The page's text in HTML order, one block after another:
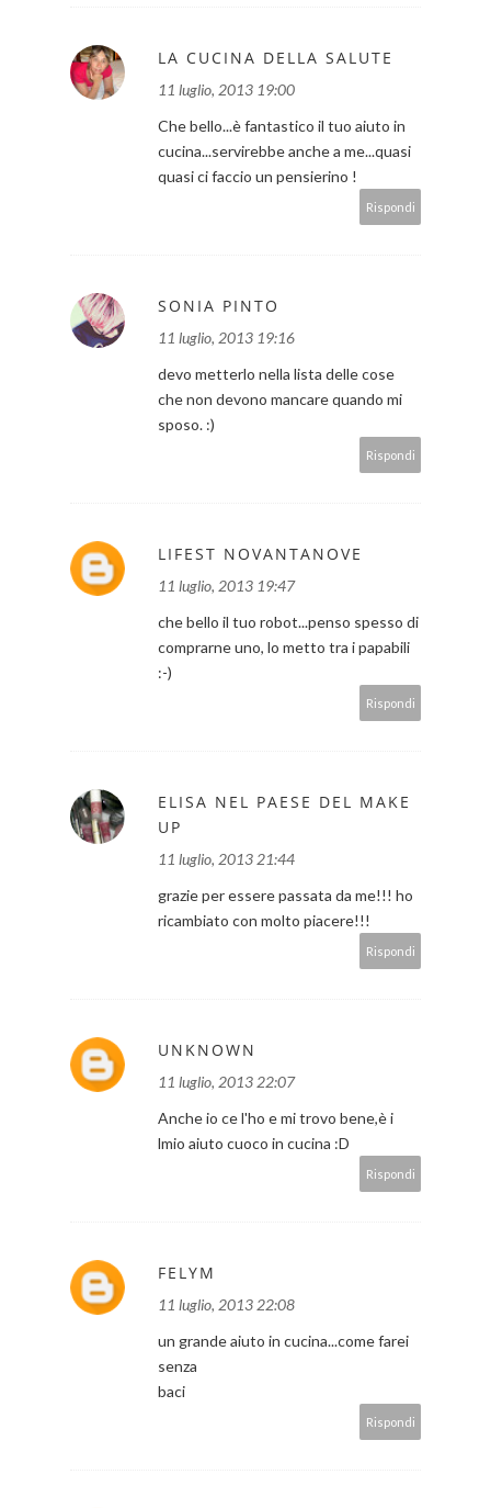
LA CUCINA DELLA SALUTE
11 luglio, 2013 19:00
Che bello...è fantastico il tuo aiuto in
cucina...servirebbe anche a me...quasi
quasi ci faccio un pensierino !
Rispondi
SONIA PINTO
11 luglio, 2013 19:16
devo metterlo nella lista delle cose
che non devono mancare quando mi
sposo. :)
Rispondi
LIFEST NOVANTANOVE
11 luglio, 2013 19:47
che bello il tuo robot...penso spesso di
comprarne uno, lo metto tra i papabili
:-)
Rispondi
ELISA NEL PAESE DEL MAKE
UP
11 luglio, 2013 21:44
grazie per essere passata da me!!! ho
ricambiato con molto piacere!!!
Rispondi
UNKNOWN
11 luglio, 2013 22:07
Anche io ce l'ho e mi trovo bene,è i
lmio aiuto cuoco in cucina :D
Rispondi
FELYM
11 luglio, 2013 22:08
un grande aiuto in cucina...come farei
senza
baci
Rispondi